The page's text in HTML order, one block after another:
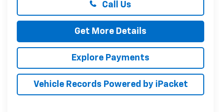
Call Us
Get More Details
Explore Payments
Vehicle Records Powered by iPacket